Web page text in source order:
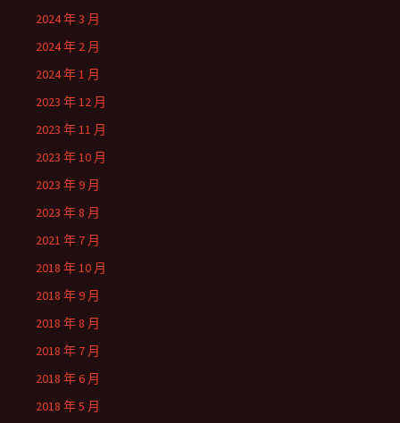
2024 年 3 月
2024 年 2 月
2024 年 1 月
2023 年 12 月
2023 年 11 月
2023 年 10 月
2023 年 9 月
2023 年 8 月
2021 年 7 月
2018 年 10 月
2018 年 9 月
2018 年 8 月
2018 年 7 月
2018 年 6 月
2018 年 5 月